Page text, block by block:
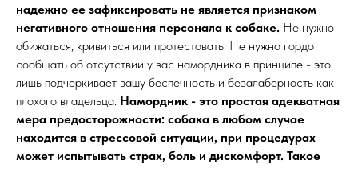
надежно ее зафиксировать не является признаком
негативного отношения персонала к собаке. Не нужно
обижаться, кривиться или протестовать. Не нужно гордо
сообщать об отсутствии у вас намордника в принципе - это
лишь подчеркивает вашу беспечность и безалаберность как
плохого владельца. Намордник - это простая адекватная
мера предосторожности: собака в любом случае
находится в стрессовой ситуации, при процедурах
может испытывать страх, боль и дискомфорт. Такое